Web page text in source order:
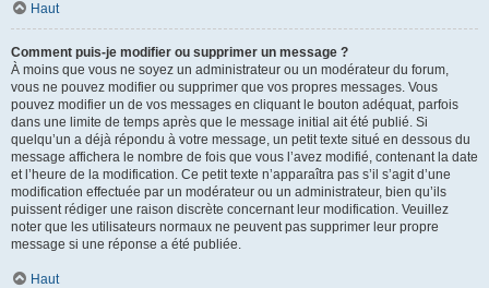
Haut
Comment puis-je modifier ou supprimer un message ?
À moins que vous ne soyez un administrateur ou un modérateur du forum,
vous ne pouvez modifier ou supprimer que vos propres messages. Vous
pouvez modifier un de vos messages en cliquant le bouton adéquat, parfois
dans une limite de temps après que le message initial ait été publié. Si
quelqu’un a déjà répondu à votre message, un petit texte situé en dessous du
message affichera le nombre de fois que vous l’avez modifié, contenant la date
et l’heure de la modification. Ce petit texte n’apparaîtra pas s’il s’agit d’une
modification effectuée par un modérateur ou un administrateur, bien qu’ils
puissent rédiger une raison discrète concernant leur modification. Veuillez
noter que les utilisateurs normaux ne peuvent pas supprimer leur propre
message si une réponse a été publiée.
Haut